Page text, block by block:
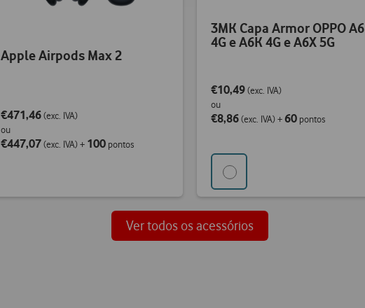
Apple Airpods Max 2
€471,46(exc. IVA)
ou
€447,07(exc. IVA)+ 100 pontos
3MK Capa Armor OPPO A6
4G e A6K 4G e A6X 5G
€10,49(exc. IVA)
ou
€8,86(exc. IVA)+60 pontos
Ver todos os acessórios